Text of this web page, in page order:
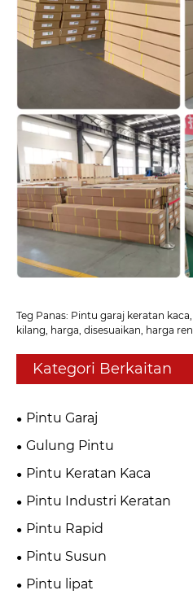
Teg Panas: Pintu garaj keratan
kilang, harga, disesuaikan, harga
Kategori Berkaitan
Pintu Garaj
Gulung Pintu
Pintu Keratan Kaca
Pintu Industri Keratan
Pintu Rapid
Pintu Susun
Pintu lipat